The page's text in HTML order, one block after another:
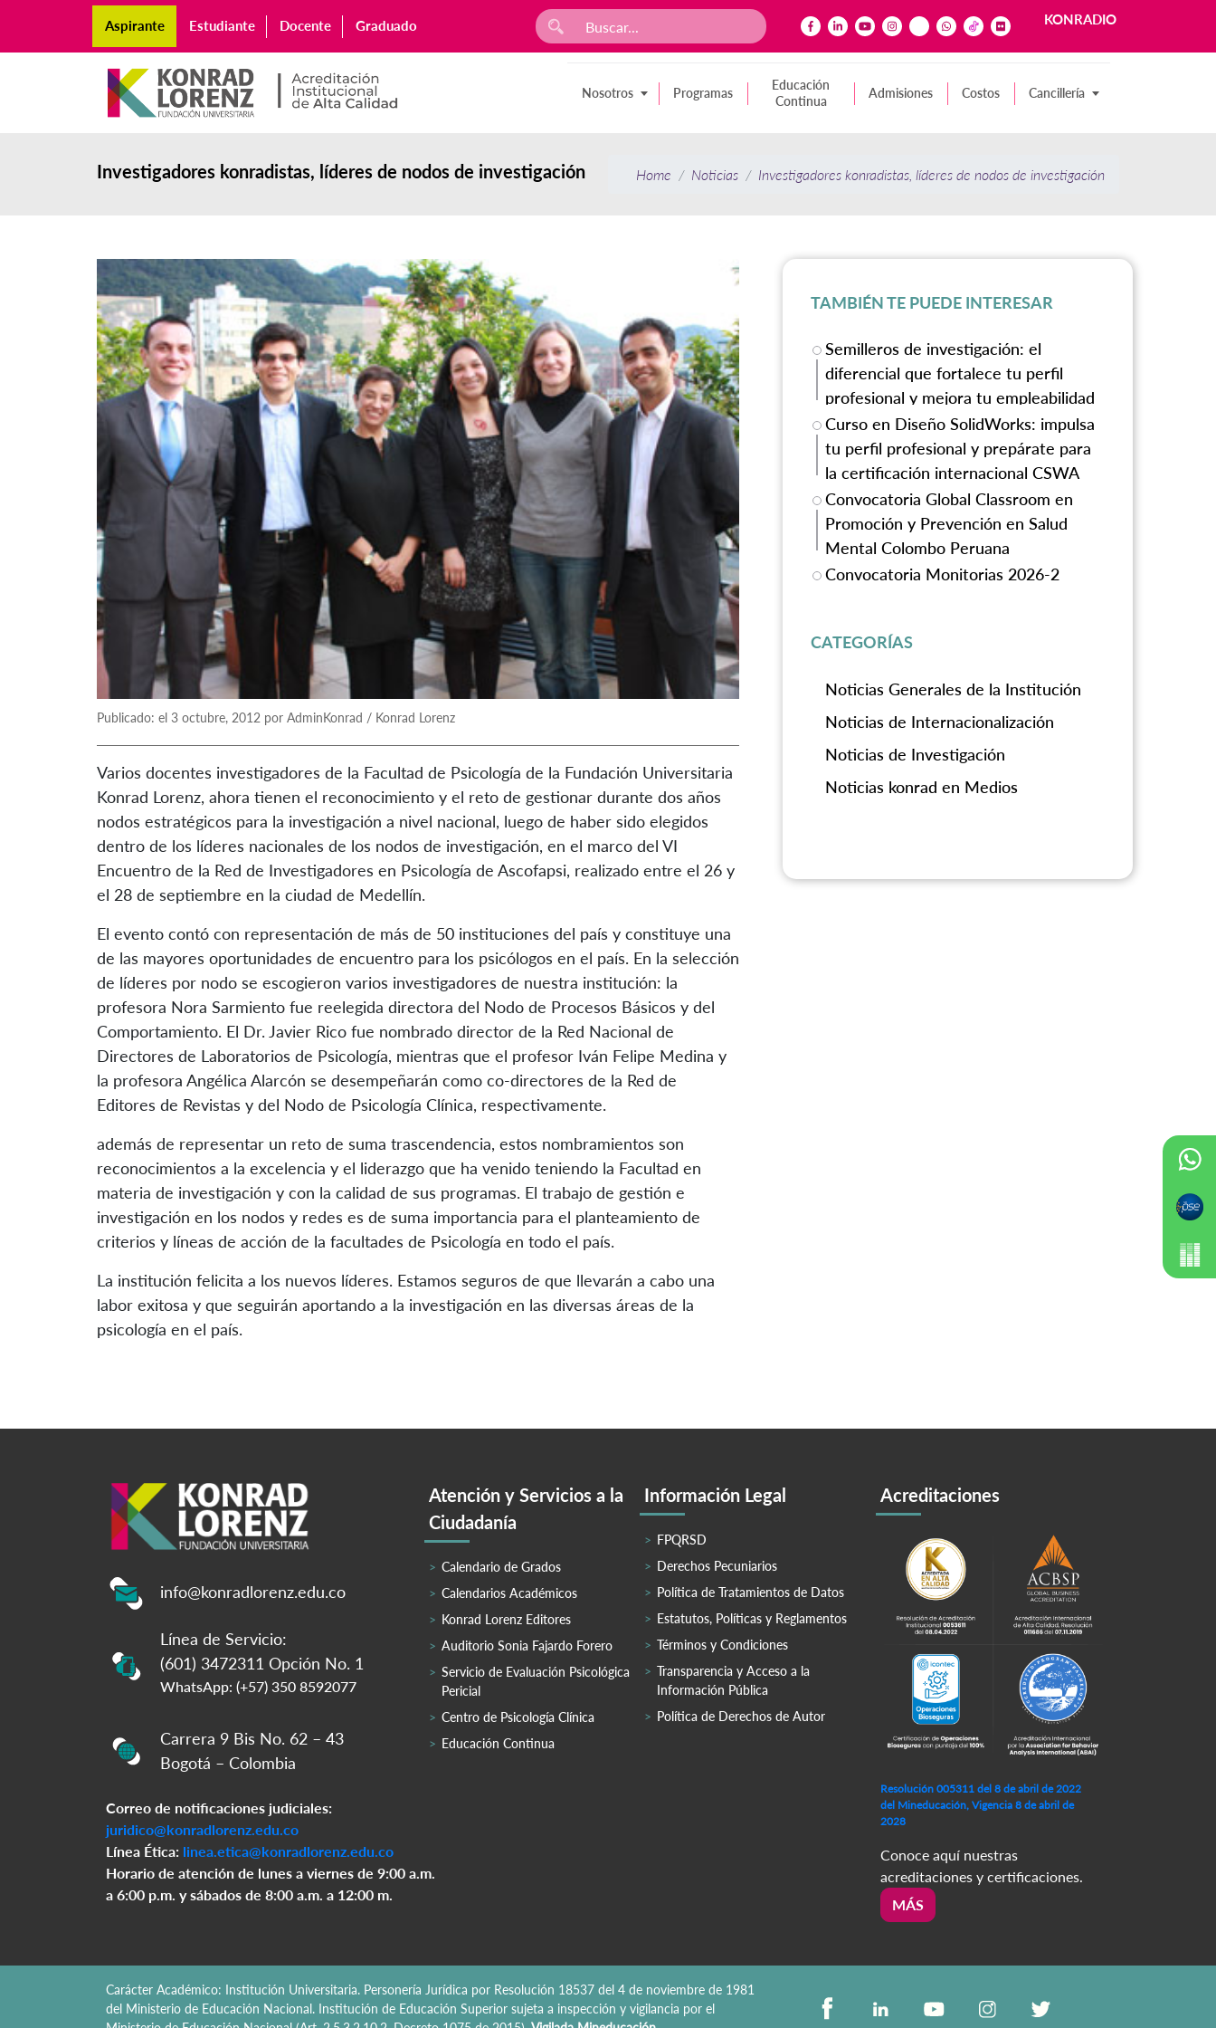
Aspirante Estudiante Docente Graduado KONRADIO
Nosotros Programas
Educación
Continua
Admisiones Costos Cancillería
Investigadores konradistas, líderes de nodos de investigación Home Noticias Investigadores konradistas, líderes de nodos de investigación
Publicado: el 3 octubre, 2012 por AdminKonrad / Konrad Lorenz
Varios docentes investigadores de la Facultad de Psicología de la Fundación Universitaria
Konrad Lorenz, ahora tienen el reconocimiento y el reto de gestionar durante dos años
nodos estratégicos para la investigación a nivel nacional, luego de haber sido elegidos
dentro de los líderes nacionales de los nodos de investigación, en el marco del VI
Encuentro de la Red de Investigadores en Psicología de Ascofapsi, realizado entre el 26 y
el 28 de septiembre en la ciudad de Medellín.
El evento contó con representación de más de 50 instituciones del país y constituye una
de las mayores oportunidades de encuentro para los psicólogos en el país. En la selección
de líderes por nodo se escogieron varios investigadores de nuestra institución: la
profesora Nora Sarmiento fue reelegida directora del Nodo de Procesos Básicos y del
Comportamiento. El Dr. Javier Rico fue nombrado director de la Red Nacional de
Directores de Laboratorios de Psicología, mientras que el profesor Iván Felipe Medina y
la profesora Angélica Alarcón se desempeñarán como co-directores de la Red de
Editores de Revistas y del Nodo de Psicología Clínica, respectivamente.
además de representar un reto de suma trascendencia, estos nombramientos son
reconocimientos a la excelencia y el liderazgo que ha venido teniendo la Facultad en
materia de investigación y con la calidad de sus programas. El trabajo de gestión e
investigación en los nodos y redes es de suma importancia para el planteamiento de
criterios y líneas de acción de la facultades de Psicología en todo el país.
La institución felicita a los nuevos líderes. Estamos seguros de que llevarán a cabo una
labor exitosa y que seguirán aportando a la investigación en las diversas áreas de la
psicología en el país.
TAMBIÉN TE PUEDE INTERESAR
Semilleros de investigación: el
diferencial que fortalece tu perfil
profesional y mejora tu empleabilidad
Curso en Diseño SolidWorks: impulsa
tu perfil profesional y prepárate para
la certificación internacional CSWA
Convocatoria Global Classroom en
Promoción y Prevención en Salud
Mental Colombo Peruana
Convocatoria Monitorias 2026-2
CATEGORÍAS
Noticias Generales de la Institución
Noticias de Internacionalización
Noticias de Investigación
Noticias konrad en Medios
info@konradlorenz.edu.co
Línea de Servicio:
(601) 3472311 Opción No. 1
WhatsApp: (+57) 350 8592077
Carrera 9 Bis No. 62 – 43
Bogotá – Colombia
Correo de notificaciones judiciales:
juridico@konradlorenz.edu.co
Línea Ética: linea.etica@konradlorenz.edu.co
Horario de atención de lunes a viernes de 9:00 a.m.
a 6:00 p.m. y sábados de 8:00 a.m. a 12:00 m.
Atención y Servicios a la
Ciudadanía
Calendario de Grados
Calendarios Académicos
Konrad Lorenz Editores
Auditorio Sonia Fajardo Forero
Servicio de Evaluación Psicológica
Pericial
Centro de Psicología Clínica
Educación Continua
Información Legal
FPQRSD
Derechos Pecuniarios
Política de Tratamientos de Datos
Estatutos, Políticas y Reglamentos
Términos y Condiciones
Transparencia y Acceso a la
Información Pública
Política de Derechos de Autor
Acreditaciones
Resolución 005311 del 8 de abril de 2022
del Mineducación, Vigencia 8 de abril de
2028
Conoce aquí nuestras
acreditaciones y certificaciones.
MÁS
Carácter Académico: Institución Universitaria. Personería Jurídica por Resolución 18537 del 4 de noviembre de 1981
del Ministerio de Educación Nacional. Institución de Educación Superior sujeta a inspección y vigilancia por el